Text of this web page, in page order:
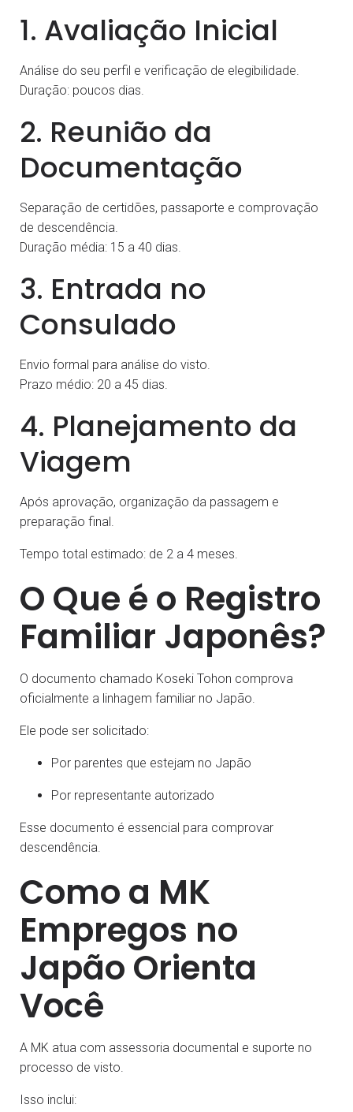
1. Avaliação Inicial
Análise do seu perfil e verificação de elegibilidade.
Duração: poucos dias.
2. Reunião da
Documentação
Separação de certidões, passaporte e comprovação
de descendência.
Duração média: 15 a 40 dias.
3. Entrada no
Consulado
Envio formal para análise do visto.
Prazo médio: 20 a 45 dias.
4. Planejamento da
Viagem
Após aprovação, organização da passagem e
preparação final.
Tempo total estimado: de 2 a 4 meses.
O Que é o Registro
Familiar Japonês?
O documento chamado Koseki Tohon comprova
oficialmente a linhagem familiar no Japão.
Ele pode ser solicitado:
Por parentes que estejam no Japão
Por representante autorizado
Esse documento é essencial para comprovar
descendência.
Como a MK
Empregos no
Japão Orienta
Você
A MK atua com assessoria documental e suporte no
processo de visto.
Isso inclui: